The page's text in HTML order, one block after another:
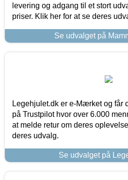
levering og adgang til et stort
priser. Klik her for at se deres
Se udvalget på
Legehjulet.dk er e-Mærket og får
på Trustpilot hvor over 6.000
at melde retur om deres
deres udvalg.
Se udvalget på